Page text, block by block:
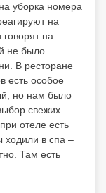
уборка номера
на
на
не было.
В ресторане
есть особое
но нам было
свежих
отеле есть
ходили в спа –
Там есть